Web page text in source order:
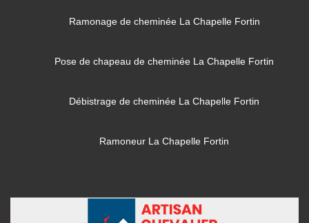
Ramonage de cheminée La Chapelle Fortin
Pose de chapeau de cheminée La Chapelle Fortin
Débistrage de cheminée La Chapelle Fortin
Ramoneur La Chapelle Fortin